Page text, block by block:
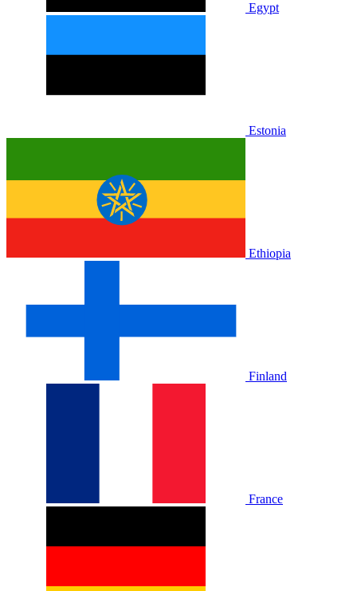
Egypt
Estonia
Ethiopia
Finland
France